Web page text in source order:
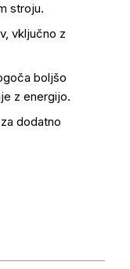
stroju.
vključno z
boljšo
z energijo.
dodatno